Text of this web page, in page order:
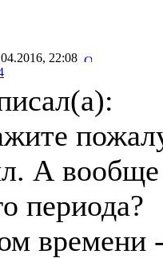
22:08
А
периода?
времени